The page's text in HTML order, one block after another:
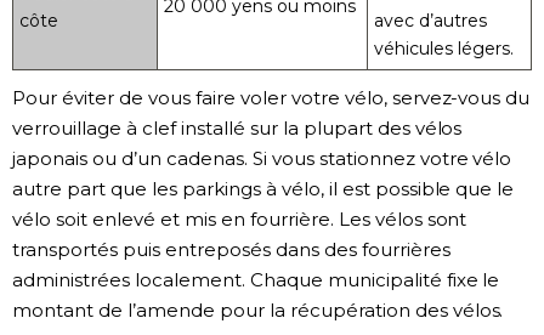
côte
20 000 yens ou moins
avec d’autres
véhicules légers.
Pour éviter de vous faire voler votre vélo, servez-vous du
verrouillage à clef installé sur la plupart des vélos
japonais ou d’un cadenas. Si vous stationnez votre vélo
autre part que les parkings à vélo, il est possible que le
vélo soit enlevé et mis en fourrière. Les vélos sont
transportés puis entreposés dans des fourrières
administrées localement. Chaque municipalité fixe le
montant de l’amende pour la récupération des vélos.